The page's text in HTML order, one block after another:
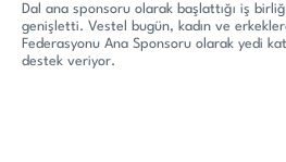
Dal ana sponsoru olarak başlattığı iş
genişletti. Vestel bugün, kadın ve
Federasyonu Ana Sponsoru olarak yedi
destek veriyor.